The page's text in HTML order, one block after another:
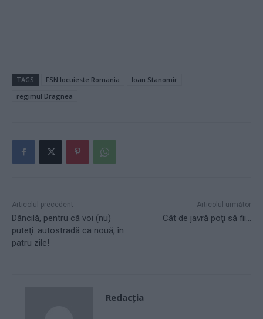
TAGS FSN locuieste Romania
Ioan Stanomir
regimul Dragnea
Articolul precedent
Dăncilă, pentru că voi (nu)
puteţi: autostradă ca nouă, în
patru zile!
Articolul următor
Cât de javră poţi să fii…
Redacţia